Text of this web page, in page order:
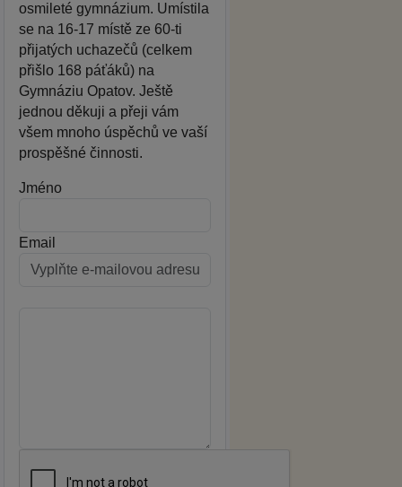
osmileté gymnázium. Umístila
se na 16-17 místě ze 60-ti
přijatých uchazečů (celkem
přišlo 168 páťáků) na
Gymnáziu Opatov. Ještě
jednou děkuji a přeji vám
všem mnoho úspěchů ve vaší
prospěšné činnosti.
Jméno
Email